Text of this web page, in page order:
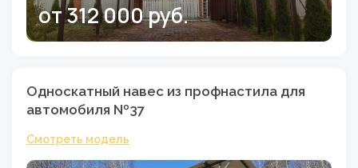
от 312 000 руб.
Односкатный навес из профнастила для
автомобиля №37
Смотреть модель